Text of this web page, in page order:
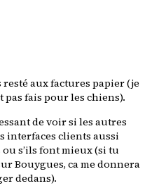
resté aux factures papier (je
pas fais pour les chiens).
de voir si les autres
interfaces clients aussi
s’ils font mieux (si tu
Bouygues, ca me donnera
dedans).